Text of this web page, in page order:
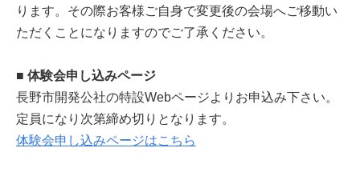
ります。その際お客様ご自身で変更後の会場へご移動い
ただくことになりますのでご了承ください。
■ 体験会申し込みページ
長野市開発公社の特設Webページよりお申込み下さい。
定員になり次第締め切りとなります。
体験会申し込みページはこちら